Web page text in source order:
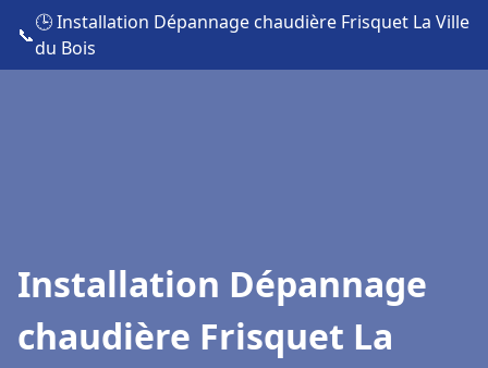
📞
🕒 Installation Dépannage chaudière Frisquet La Ville
du Bois
Installation Dépannage
chaudière Frisquet La